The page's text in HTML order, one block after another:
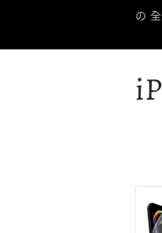
の